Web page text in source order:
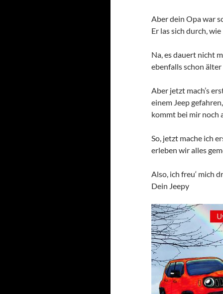
Aber dein Opa war
Er las sich durch,
Na, es dauert nicht
ebenfalls schon
Aber jetzt mach’s
einem Jeep
kommt bei mir noch
So, jetzt mache ich
erleben wir alles
Also, ich freu‘ mich
Dein Jeepy